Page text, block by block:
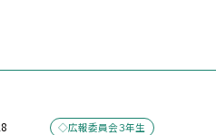
◇広報委員会３年生